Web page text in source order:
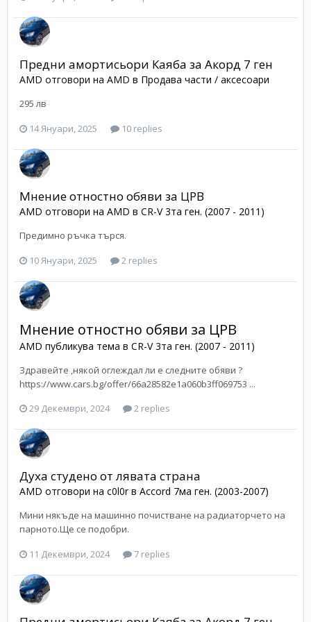
Предни амортисьори Каяба за Акорд 7 ген
AMD отговори на AMD в Продава части / аксесоари
295 лв
14 Януари, 2025
10 replies
Мнение отностно обяви за ЦРВ
AMD отговори на AMD в CR-V 3та ген. (2007 - 2011)
Предимно ръчка търся.
10 Януари, 2025
2 replies
Мнение отностно обяви за ЦРВ
AMD публикува тема в CR-V 3та ген. (2007 - 2011)
Здравейте ,някой оглеждал ли е следните обяви ?
https://www.cars.bg/offer/66a28582e1a060b3ff069753 ...
29 Декември, 2024
2 replies
Духа студено от лявата страна
AMD отговори на c0l0rв Accord 7ма ген. (2003-2007)
Мини някъде на машинно почистване на радиаторчето на
парното.Ще се подобри.
11 Декември, 2024
7 replies